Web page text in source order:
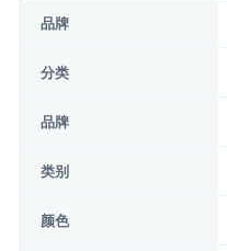
品牌
分类
品牌
类别
颜色